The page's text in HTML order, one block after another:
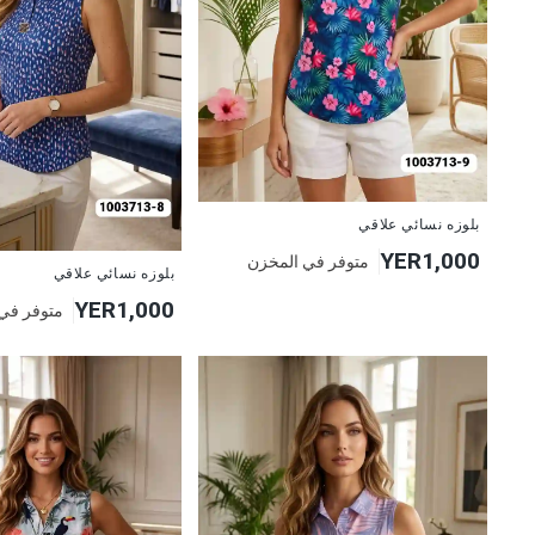
بلوزه نسائي علاقي
YER1,000 متوفر في المخزن
بلوزه نسائي علاقي
YER1,000 متوفر